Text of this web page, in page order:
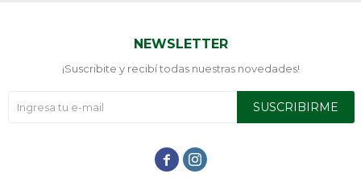
NEWSLETTER
¡Suscribite y recibí todas nuestras novedades!
SUSCRIBIRME
 